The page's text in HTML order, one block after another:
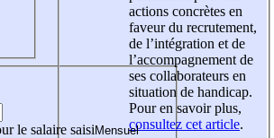
le salaire saisi
actions concrètes en
faveur du recrutement,
de l’intégration et de
l’accompagnement de
ses collaborateurs en
situation de handicap.
Pour en savoir plus,
consultez cet article.